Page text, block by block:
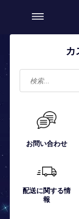
カ
お問い合わせ
配送に関する情
報